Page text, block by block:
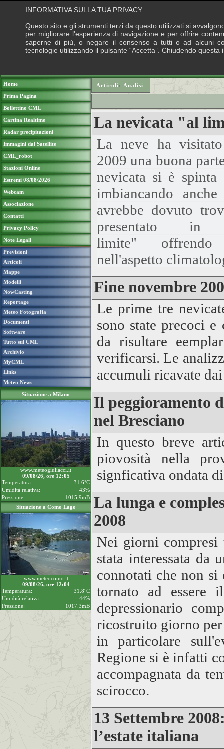
Home
Prima Pagina
Bollettino CML
Cartina Realtime
Radar precipitazioni
Immagini dal Satellite
CML_robot
Stazioni Online
Estremi 08/08/2026
Webcam
Associazione
Contatti
Privacy Policy
Note Legali
Previsioni
Articoli
Mappe
Modelli
NowCasting
Reportage
Meteo Fotografia
Documenti
Software
Tutto sul CML
Archivio
MyCML
Links
Meteo News
Situazione a Milano
www.meteogiuliacci.it
09/08/26, ore 12:05
Temperatura:
31.6°C
Umidità relativa:
43%
Pressione:
1015.9mB
Situazione a Como Lago
www.meteocomo.it
09/08/26, ore 12:04
Temperatura:
31.8°C
Umidità relativa:
44%
Pressione:
1017.3mB
Articoli› Analisi
La nevicata "al
La neve ha
2009 una buona
nevicata si è spinta
imbiancando
avrebbe dovuto
presentato
limite"
nell'aspetto
Fine novembre
Le prime tre
sono state precoci
da risultare
verificarsi. Le
accumuli ricavate
Il peggioramento
nel Bresciano
In questo breve
piovosità nella
signficativa ondata
La lunga e
2008
Nei giorni
stata interessata da
connotati che non si
tornato ad essere
depressionario
ricostruito giorno
in particolare
Regione si è infatti
accompagnata da
scirocco.
13 Settembre
l’estate italiana
INFORMATIVA SULLA TUA PRIVACY
Questo sito e gli strumenti terzi da questo utilizzati si
per migliorare l'esperienza di navigazione e per offrire
saperne di più, o negare il consenso a tutti o ad alcuni
tecnologie utilizzando il pulsante “Accetta”. Chiudendo